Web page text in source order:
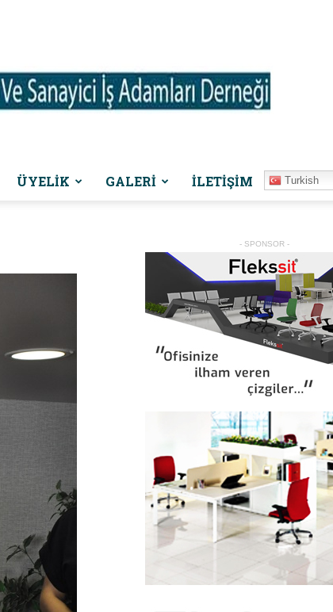
ÜYELİK GALERİ İLETIŞIM Turkish
- SPONSOR -